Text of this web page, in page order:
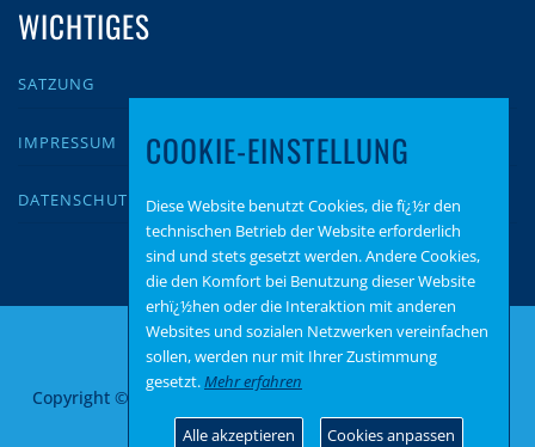
WICHTIGES
SATZUNG
IMPRESSUM
DATENSCHUTZ
Copyright © 2026 AfD Zweibrücken
FameThemes
COOKIE-EINSTELLUNG
Diese Website benutzt Cookies, die fï¿½r den
technischen Betrieb der Website erforderlich
sind und stets gesetzt werden. Andere Cookies,
die den Komfort bei Benutzung dieser Website
erhï¿½hen oder die Interaktion mit anderen
Websites und sozialen Netzwerken vereinfachen
sollen, werden nur mit Ihrer Zustimmung
gesetzt.Mehr erfahren
Alle akzeptieren Cookies anpassen